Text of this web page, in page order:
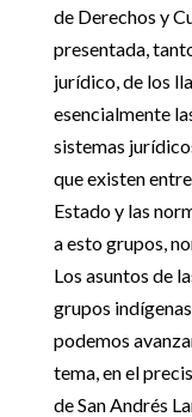
de Derechos y
presentada,
jurídico, de los
esencialmente
sistemas
que existen
Estado y las
a esto grupos,
Los asuntos de
grupos
podemos
tema, en el
de San Andrés